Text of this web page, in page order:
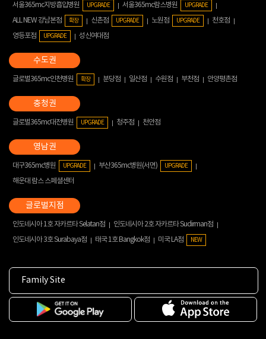
서울365mc지방흡입병원 UPGRADE 서울365mc람스병원 UPGRADE
ALL NEW 강남본점 확장 신촌점 UPGRADE 노원점 UPGRADE
천호점
영등포점
UPGRADE 성신여대점
글로벌365mc인천병원 확장 분당점 일산점 수원점 부천점 안양평촌점
글로벌365mc대전병원 UPGRADE 청주점 천안점
대구365mc병원 UPGRADE 부산365mc병원(서면) UPGRADE
해운대 람스 스페셜센터
인도네시아 1호 자카르타 Selatan점
인도네시아 2호 자카르타 Sudirman점
인도네시아 3호 Surabaya점
태국 1호 Bangkok점 미국 LA점 NEW
Family Site